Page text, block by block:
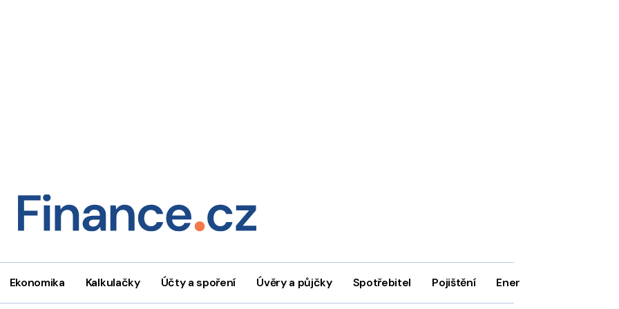
Ekonomika Kalkulačky Účty a spoření Úvěry a půjčky Spotřebitel Pojištění Energie